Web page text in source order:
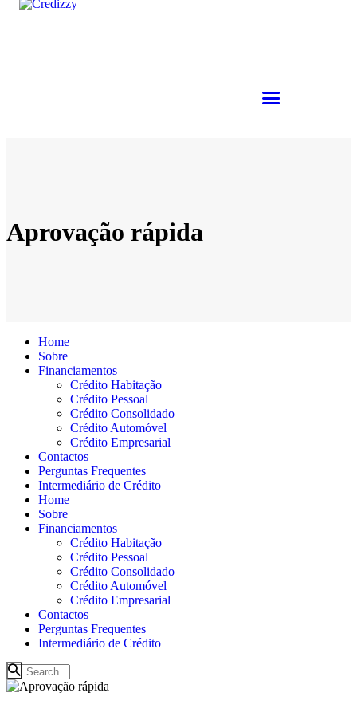
Aprovação rápida
Home
Sobre
Financiamentos
Crédito Habitação
Crédito Pessoal
Crédito Consolidado
Crédito Automóvel
Crédito Empresarial
Contactos
Perguntas Frequentes
Intermediário de Crédito
Home
Sobre
Financiamentos
Crédito Habitação
Crédito Pessoal
Crédito Consolidado
Crédito Automóvel
Crédito Empresarial
Contactos
Perguntas Frequentes
Intermediário de Crédito